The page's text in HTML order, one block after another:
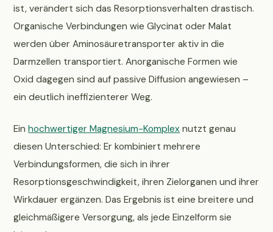
ist, verändert sich das Resorptionsverhalten drastisch.
Organische Verbindungen wie Glycinat oder Malat
werden über Aminosäuretransporter aktiv in die
Darmzellen transportiert. Anorganische Formen wie
Oxid dagegen sind auf passive Diffusion angewiesen –
ein deutlich ineffizienterer Weg.
Einhochwertiger Magnesium-Komplex nutzt genau
diesen Unterschied: Er kombiniert mehrere
Verbindungsformen, die sich in ihrer
Resorptionsgeschwindigkeit, ihren Zielorganen und ihrer
Wirkdauer ergänzen. Das Ergebnis ist eine breitere und
gleichmäßigere Versorgung, als jede Einzelform sie